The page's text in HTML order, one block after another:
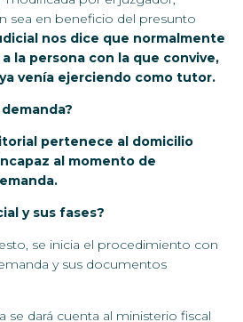
sea en beneficio del presunto
nos dice que normalmente
la persona con la que convive,
venía ejerciendo como tutor.
pertenece al domicilio
al momento de
y sus fases?
se inicia el procedimiento con
y sus documentos
se dará cuenta al ministerio fiscal